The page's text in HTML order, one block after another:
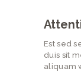
Est sed
duis sit
aliquam